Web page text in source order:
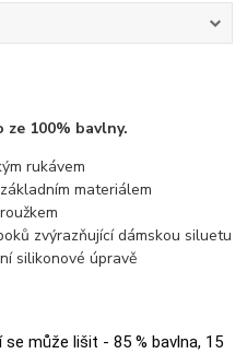
100% bavlny.
rukávem
materiálem
zvýrazňující dámskou siluetu
silikonové úpravě
může lišit - 85 % bavlna, 15